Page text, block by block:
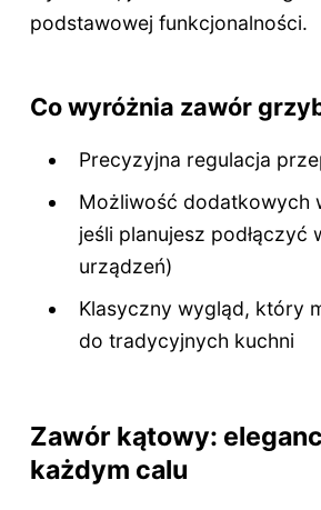
podstawowej funkcjonalności.
Co wyróżnia zawór
Precyzyjna regulacja
Możliwość dodatkowych
jeśli planujesz podłączyć
urządzeń)
Klasyczny wygląd, który
do tradycyjnych kuchni
Zawór kątowy:
każdym calu